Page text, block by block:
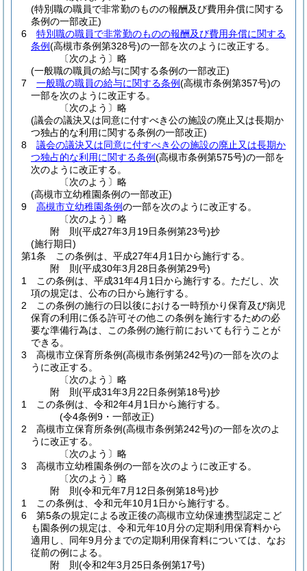
(特別職の職員で非常勤のものの報酬及び費用弁償に関する
条例の一部改正)
6
特別職の職員で非常勤のものの報酬及び費用弁償に関する
条例(高槻市条例第328号)の一部を次のように改正する。
〔次のよう〕略
(一般職の職員の給与に関する条例の一部改正)
7
一般職の職員の給与に関する条例(高槻市条例第357号)の
一部を次のように改正する。
〔次のよう〕略
(議会の議決又は同意に付すべき公の施設の廃止又は長期か
つ独占的な利用に関する条例の一部改正)
8
議会の議決又は同意に付すべき公の施設の廃止又は長期か
つ独占的な利用に関する条例(高槻市条例第575号)の一部を
次のように改正する。
〔次のよう〕略
(高槻市立幼稚園条例の一部改正)
9
高槻市立幼稚園条例の一部を次のように改正する。
〔次のよう〕略
附 則(平成27年3月19日条例第23号)抄
(施行期日)
第1条
この条例は、平成27年4月1日から施行する。
附 則(平成30年3月28日条例第29号)
1
この条例は、平成31年4月1日から施行する。 ただし、次
項の規定は、公布の日から施行する。
2
この条例の施行の日以後における一時預かり保育及び病児
保育の利用に係る許可その他この条例を施行するための必
要な準備行為は、この条例の施行前においても行うことが
できる。
3
高槻市立保育所条例(高槻市条例第242号)の一部を次のよ
うに改正する。
〔次のよう〕略
附 則(平成31年3月22日条例第18号)抄
1
この条例は、令和2年4月1日から施行する。
(令4条例9・一部改正)
2
高槻市立保育所条例(高槻市条例第242号)の一部を次のよ
うに改正する。
〔次のよう〕略
3
高槻市立幼稚園条例の一部を次のように改正する。
〔次のよう〕略
附 則(令和元年7月12日条例第18号)抄
1
この条例は、令和元年10月1日から施行する。
6
第5条の規定による改正後の高槻市立幼保連携型認定こど
も園条例の規定は、令和元年10月分の定期利用保育料から
適用し、同年9月分までの定期利用保育料については、なお
従前の例による。
附 則(令和2年3月25日条例第17号)